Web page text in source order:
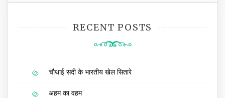
RECENT POSTS
चौथाई सदी के भारतीय खेल सितारे
अहम का वहम